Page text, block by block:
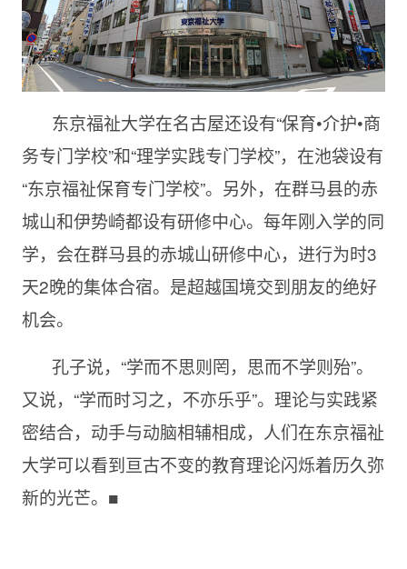
东京福祉大学在名古屋还设有“保育•介护•商
务专门学校”和“理学实践专门学校”，在池袋设有
“东京福祉保育专门学校”。另外，在群马县的赤
城山和伊势崎都设有研修中心。每年刚入学的同
学，会在群马县的赤城山研修中心，进行为时3
天2晚的集体合宿。是超越国境交到朋友的绝好
机会。
孔子说，“学而不思则罔，思而不学则殆”。
又说，“学而时习之，不亦乐乎”。理论与实践紧
密结合，动手与动脑相辅相成，人们在东京福祉
大学可以看到亘古不变的教育理论闪烁着历久弥
新的光芒。■